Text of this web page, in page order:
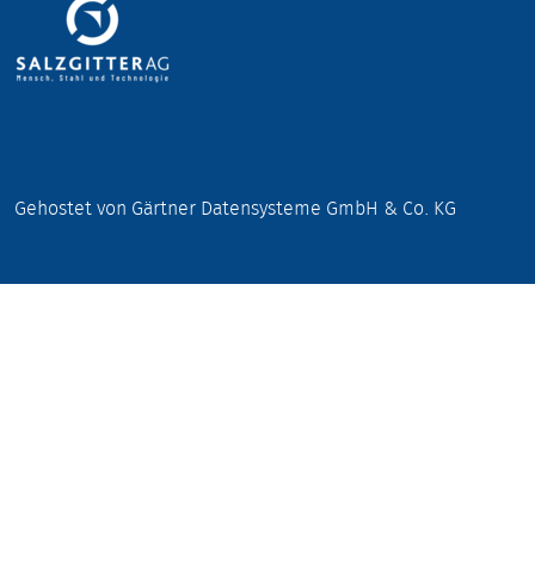
Gehostet von Gärtner Datensysteme GmbH & Co. KG